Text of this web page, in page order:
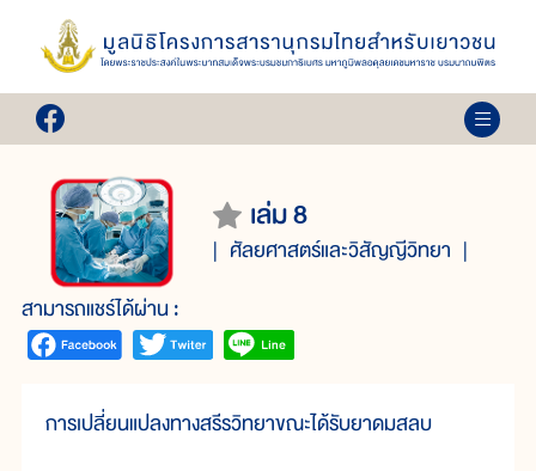
เล่ม 8
ศัลยศาสตร์และวิสัญญีวิทยา
สามารถแชร์ได้ผ่าน :
การเปลี่ยนแปลงทางสรีรวิทยาขณะได้รับยาดมสลบ